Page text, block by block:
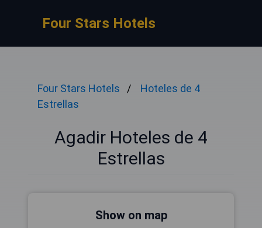
Four Stars Hotels
Four Stars Hotels
Hoteles de 4
Estrellas
Agadir Hoteles de 4
Estrellas
Show on map